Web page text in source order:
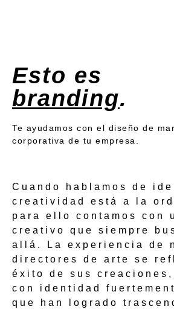
Esto es
branding.
Te ayudamos con el diseño de
corporativa de tu empresa.
Cuando hablamos de
creatividad está a la
para ello contamos con
creativo
que siempre
allá. La experiencia de
directores de arte
se
éxito de sus creaciones,
con identidad
que han logrado